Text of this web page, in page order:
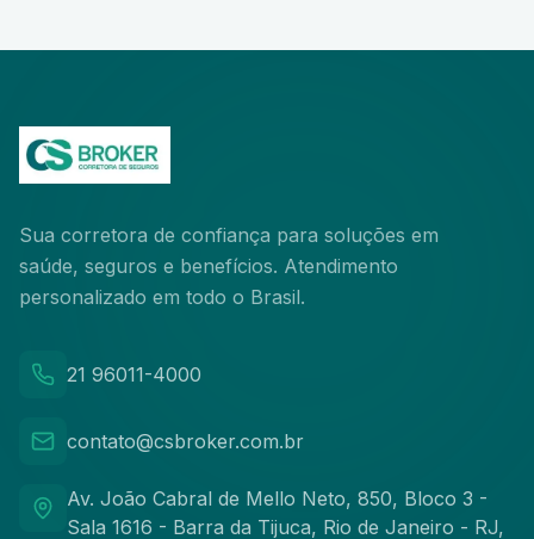
Sua corretora de confiança para soluções em
saúde, seguros e benefícios. Atendimento
personalizado em todo o Brasil.
21 96011-4000
contato@csbroker.com.br
Av. João Cabral de Mello Neto, 850, Bloco 3 -
Sala 1616 - Barra da Tijuca, Rio de Janeiro - RJ,